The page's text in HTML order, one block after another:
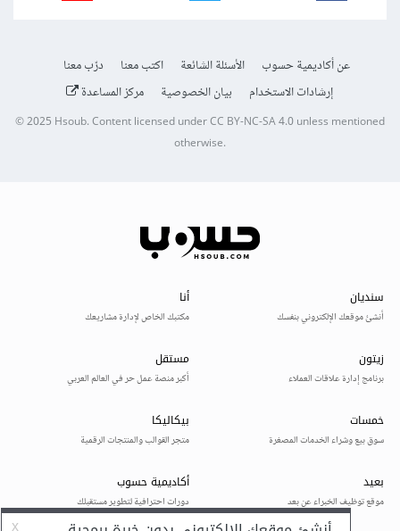
عن أكاديمية حسوب الأسئلة الشائعة اكتب معنا
درّب معنا
إرشادات الاستخدام
بيان الخصوصية مركز المساعدة
© 2025Hsoub.Content licensed underCC BY-NC-SA 4.0unless mentioned
otherwise.